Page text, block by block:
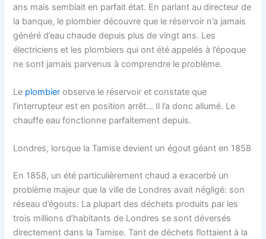
ans mais semblait en parfait état. En parlant au directeur de
la banque, le plombier découvre que le réservoir n’a jamais
généré d’eau chaude depuis plus de vingt ans. Les
électriciens et les plombiers qui ont été appelés à l’époque
ne sont jamais parvenus à comprendre le problème.
Le plombier observe le réservoir et constate que
l’interrupteur est en position arrêt… Il l’a donc allumé. Le
chauffe eau fonctionne parfaitement depuis.
Londres, lorsque la Tamise devient un égout géant en 1858
En 1858, un été particulièrement chaud a exacerbé un
problème majeur que la ville de Londres avait négligé: son
réseau d’égouts. La plupart des déchets produits par les
trois millions d’habitants de Londres se sont déversés
directement dans la Tamise. Tant de déchets flottaient à la